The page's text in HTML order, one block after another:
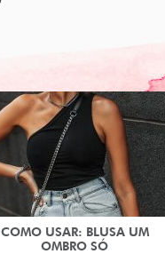
COMO USAR: BLUSA UM
OMBRO SÓ